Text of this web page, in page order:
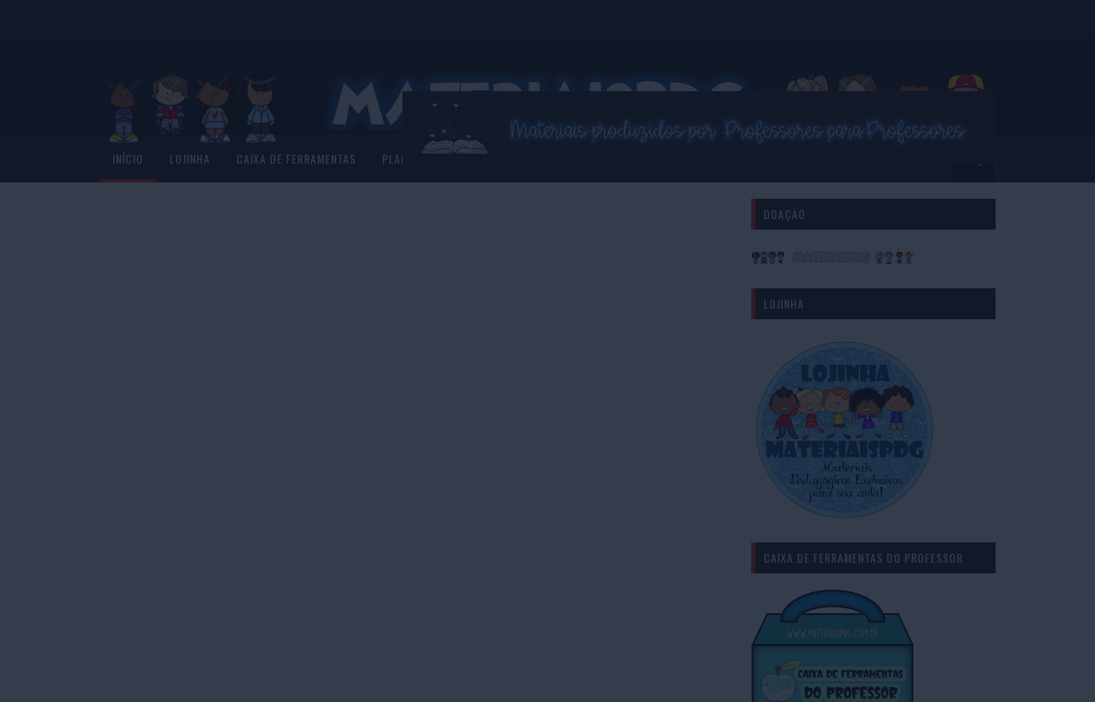
INÍCIO LOJINHA CAIXA DE FERRAMENTAS PLANNER 2026 ASSISTENTE VIRTUAL
DOAÇÃO
LOJINHA
CAIXA DE FERRAMENTAS DO PROFESSOR